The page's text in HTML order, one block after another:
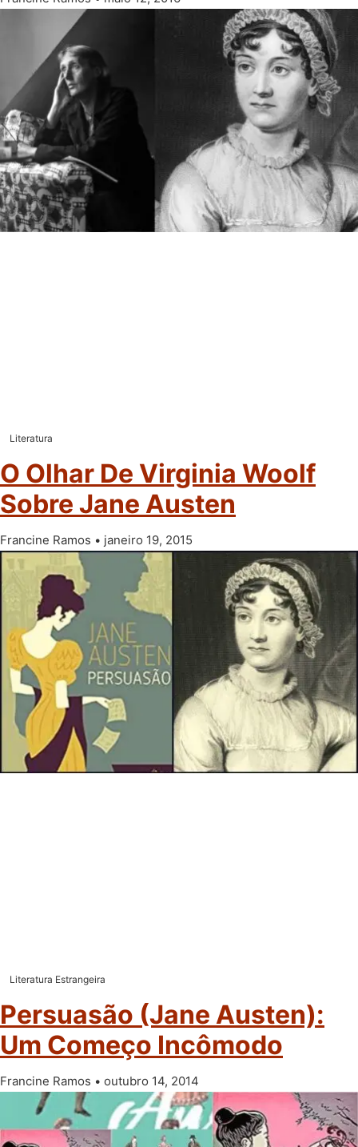
Literatura
O Olhar De Virginia Woolf
Sobre Jane Austen
Francine Ramos janeiro 19, 2015
Literatura Estrangeira
Persuasão (Jane Austen):
Um Começo Incômodo
Francine Ramos outubro 14, 2014